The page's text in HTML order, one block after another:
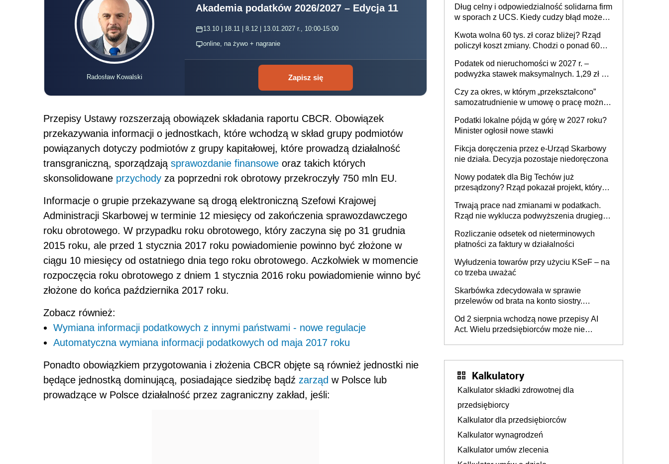
Radosław Kowalski
Akademia podatków 2026/2027 – Edycja 11
13.10 | 18.11 | 8.12 | 13.01.2027 r., 10:00-15:00
online, na żywo + nagranie
Zapisz się
Przepisy Ustawy rozszerzają obowiązek składania raportu CBCR. Obowiązek
przekazywania informacji o jednostkach, które wchodzą w skład grupy podmiotów
powiązanych dotyczy podmiotów z grupy kapitałowej, które prowadzą działalność
transgraniczną, sporządzają sprawozdanie finansowe oraz takich których
skonsolidowane przychody za poprzedni rok obrotowy przekroczyły 750 mln EU.
Informacje o grupie przekazywane są drogą elektroniczną Szefowi Krajowej
Administracji Skarbowej w terminie 12 miesięcy od zakończenia sprawozdawczego
roku obrotowego. W przypadku roku obrotowego, który zaczyna się po 31 grudnia
2015 roku, ale przed 1 stycznia 2017 roku powiadomienie powinno być złożone w
ciągu 10 miesięcy od ostatniego dnia tego roku obrotowego. Aczkolwiek w momencie
rozpoczęcia roku obrotowego z dniem 1 stycznia 2016 roku powiadomienie winno być
złożone do końca października 2017 roku.
Zobacz również:
Wymiana informacji podatkowych z innymi państwami - nowe regulacje
Automatyczna wymiana informacji podatkowych od maja 2017 roku
Ponadto obowiązkiem przygotowania i złożenia CBCR objęte są również jednostki nie
będące jednostką dominującą, posiadające siedzibę bądź zarząd w Polsce lub
prowadzące w Polsce działalność przez zagraniczny zakład, jeśli:
Dług celny i odpowiedzialność solidarna firm
w sporach z UCS. Kiedy cudzy błąd może
Kwota wolna 60 tys. zł coraz bliżej? Rząd
policzył koszt zmiany. Chodzi o ponad 60
Podatek od nieruchomości w 2027 r. –
podwyżka stawek maksymalnych. 1,29 zł za
budynków i lokali związanych z
prowadzeniem działalności gospodarczej
Czy za okres, w którym „przekształcono”
samozatrudnienie w umowę o pracę można
umowy cywilnoprawnej jedynym
racjonalnym wyjściem
Podatki lokalne pójdą w górę w 2027 roku?
Minister ogłosił nowe stawki
Fikcja doręczenia przez e-Urząd Skarbowy
nie działa. Decyzja pozostaje niedoręczona
Nowy podatek dla Big Techów już
przesądzony? Rząd pokazał projekt, który
Trwają prace nad zmianami w podatkach.
Rząd nie wyklucza podwyższenia drugiego
Rozliczanie odsetek od nieterminowych
płatności za faktury w działalności
Wyłudzenia towarów przy użyciu KSeF – na
co trzeba uważać
Skarbówka zdecydowała w sprawie
przelewów od brata na konto siostry.
darowizna, ale podatku jednak nie będzie
Od 2 sierpnia wchodzą nowe przepisy AI
Act. Wielu przedsiębiorców może nie
Kalkulatory
Kalkulator składki zdrowotnej dla
przedsiębiorcy
Kalkulator dla przedsiębiorców
Kalkulator wynagrodzeń
Kalkulator umów zlecenia